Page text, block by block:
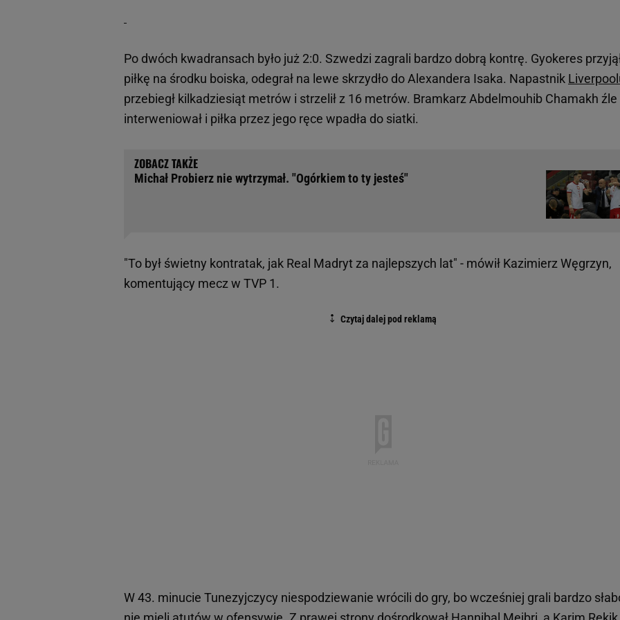
Po dwóch kwadransach było już 2:0. Szwedzi zagrali bardzo dobrą kontrę. Gyokeres
piłkę na środku boiska, odegrał na lewe skrzydło do Alexandera Isaka. Napastnik
przebiegł kilkadziesiąt metrów i strzelił z 16 metrów. Bramkarz Abdelmouhib Chamakh źle
interweniował i piłka przez jego ręce wpadła do siatki.
Michał Probierz nie wytrzymał. "Ogórkiem to ty jesteś"
"To był świetny kontratak, jak Real Madryt za najlepszych lat" - mówił Kazimierz Węgrzyn,
komentujący mecz w TVP 1.
W 43. minucie Tunezyjczycy niespodziewanie wrócili do gry, bo wcześniej grali bardzo